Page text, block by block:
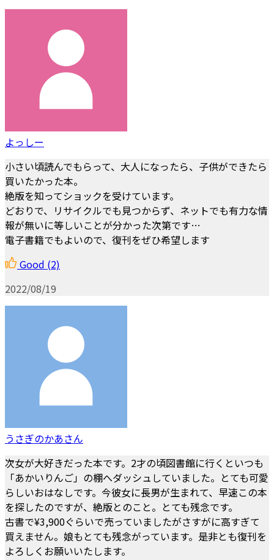
よっしー
小さい頃読んでもらって、大人になったら、子供ができたら
買いたかった本。
絶版を知ってショックを受けています。
どおりで、リサイクルでも見つからず、ネットでも有力な情
報が無いに等しいことが分かった次第です…
電子書籍でもよいので、復刊をぜひ希望します
Good (2)
2022/08/19
うさぎのかあさん
次女が大好きだった本です。2才の頃図書館に行くといつも
「あかいりんご」の棚へダッシュしていました。とても可愛
らしいおはなしです。今彼女に長男が生まれて、早速この本
を探したのですが、絶版とのこと。とても残念です。
古書で¥3,900ぐらいで売っていましたがさすがに高すぎて
買えません。娘もとても残念がっています。是非とも復刊を
よろしくお願いいたします。